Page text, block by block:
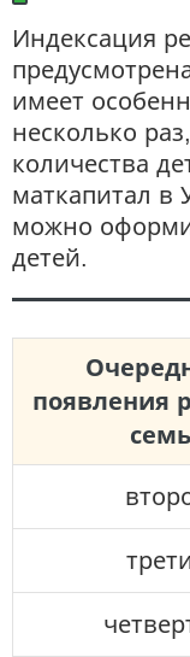
Индексация
имеет
несколько
количества
маткапитал в
можно
детей.
появления